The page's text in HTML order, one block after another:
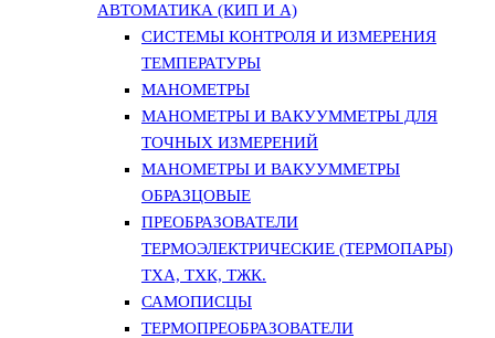
АВТОМАТИКА (КИП И А)
СИСТЕМЫ КОНТРОЛЯ И ИЗМЕРЕНИЯ
ТЕМПЕРАТУРЫ
МАНОМЕТРЫ
МАНОМЕТРЫ И ВАКУУММЕТРЫ ДЛЯ
ТОЧНЫХ ИЗМЕРЕНИЙ
МАНОМЕТРЫ И ВАКУУММЕТРЫ
ОБРАЗЦОВЫЕ
ПРЕОБРАЗОВАТЕЛИ
ТЕРМОЭЛЕКТРИЧЕСКИЕ (ТЕРМОПАРЫ)
ТХА, ТХК, ТЖК.
САМОПИСЦЫ
ТЕРМОПРЕОБРАЗОВАТЕЛИ